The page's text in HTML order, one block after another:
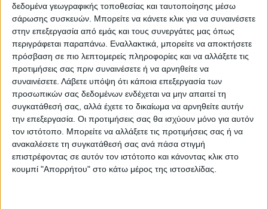
δεδομένα γεωγραφικής τοποθεσίας και ταυτοποίησης μέσω
σάρωσης συσκευών. Μπορείτε να κάνετε κλικ για να συναινέσετε
στην επεξεργασία από εμάς και τους συνεργάτες μας όπως
περιγράφεται παραπάνω. Εναλλακτικά, μπορείτε να αποκτήσετε
πρόσβαση σε πιο λεπτομερείς πληροφορίες και να αλλάξετε τις
προτιμήσεις σας πριν συναινέσετε ή να αρνηθείτε να
συναινέσετε. Λάβετε υπόψη ότι κάποια επεξεργασία των
προσωπικών σας δεδομένων ενδέχεται να μην απαιτεί τη
συγκατάθεσή σας, αλλά έχετε το δικαίωμα να αρνηθείτε αυτήν
την επεξεργασία. Οι προτιμήσεις σας θα ισχύουν μόνο για αυτόν
τον ιστότοπο. Μπορείτε να αλλάξετε τις προτιμήσεις σας ή να
ανακαλέσετε τη συγκατάθεσή σας ανά πάσα στιγμή
επιστρέφοντας σε αυτόν τον ιστότοπο και κάνοντας κλικ στο
κουμπί "Απορρήτου" στο κάτω μέρος της ιστοσελίδας.
ΝΕΟΣ ΑΓΩΝ
https://neosagon.gr
Η Αρχαιότερη Καθημερινή Πρωινή Εφημερίδα της Καρδίτσας
ΠΑΡΟΜΟΙΑ ΑΡΘΡΑ